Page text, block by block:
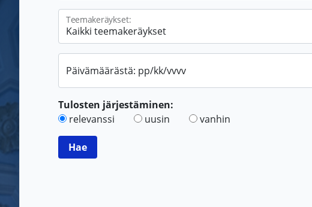
Teemakeräykset:
Päivämäärästä: pp/kk/vvvv
Tulosten järjestäminen:
relevanssi
uusin vanhin